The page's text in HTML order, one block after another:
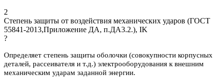
2
Степень защиты от воздействия механических ударов (ГОСТ
55841-2013,Приложение ДА, п.ДА3.2.), IK
?
Определяет степень защиты оболочки (совокупности корпусных
деталей, рассеивателя и т.д.) электрооборудования к внешним
механическим ударам заданной энергии.